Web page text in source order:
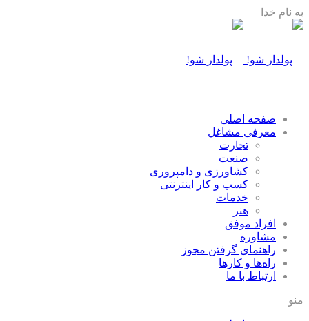
به نام خدا
صفحه اصلی
معرفی مشاغل
تجارت
صنعت
كشاورزی و دامپروری
كسب و كار اينترنتی
خدمات
هنر
افراد موفق
مشاوره
راهنمای گرفتن مجوز
راه‌ها و كارها
ارتباط با ما
منو